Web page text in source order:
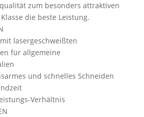
zum besonders attraktiven
die beste Leistung.
lasergeschweißten
für allgemeine
und schnelles Schneiden
Verhältnis